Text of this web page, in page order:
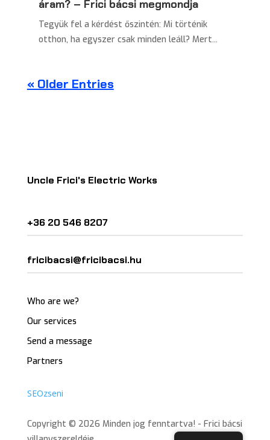
áram? – Frici bácsi megmondja
Tegyük fel a kérdést őszintén: Mi történik
otthon, ha egyszer csak minden leáll? Mert...
« Older Entries
Uncle Frici's Electric Works
+36 20 546 8207
fricibacsi@fricibacsi.hu
Who are we?
Our services
Send a message
Partners
SEOzseni
Copyright © 2026 Minden jog fenntartva! - Frici bácsi